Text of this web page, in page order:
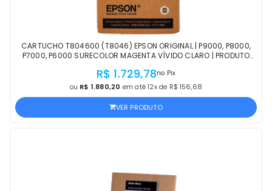
CARTUCHO T804600 (T8046) EPSON ORIGINAL | P9000, P8000,
P7000, P6000 SURECOLOR MAGENTA VÍVIDO CLARO | PRODUTO
R$ 1.729,78no Pix
ou R$ 1.880,20 em até 12x de R$ 156,68
VER PRODUTO